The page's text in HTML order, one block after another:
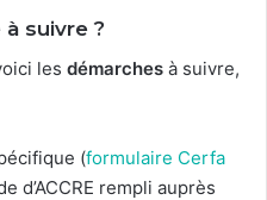
suivre ?
les démarches à suivre,
(formulaire Cerfa
d’ACCRE rempli auprès